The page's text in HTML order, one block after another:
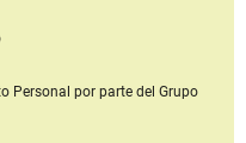
Personal por parte del Grupo